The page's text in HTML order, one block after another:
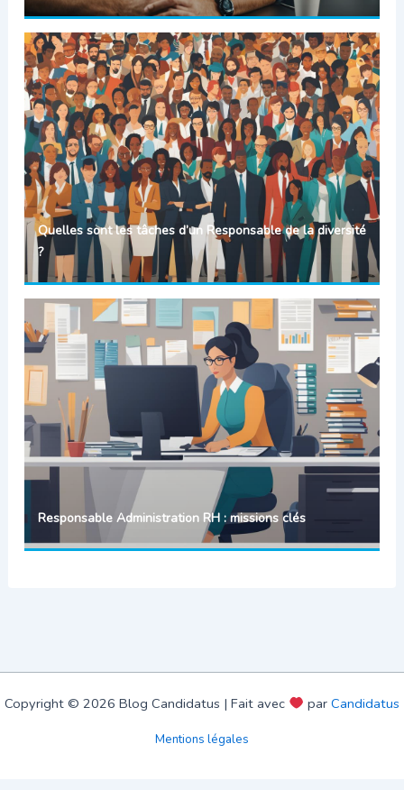
Quelles sont les tâches d’un Responsable de la diversité
?
Responsable Administration RH : missions clés
Copyright © 2026 Blog Candidatus | Fait avec par Candidatus
Mentions légales